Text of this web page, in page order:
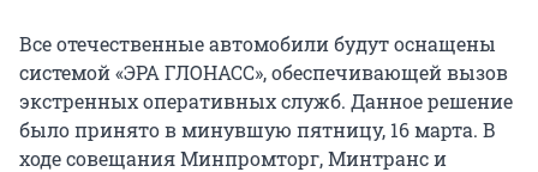
Все отечественные автомобили будут оснащены
системой «ЭРА ГЛОНАСС», обеспечивающей вызов
экстренных оперативных служб. Данное решение
было принято в минувшую пятницу, 16 марта. В
ходе совещания Минпромторг, Минтранс и